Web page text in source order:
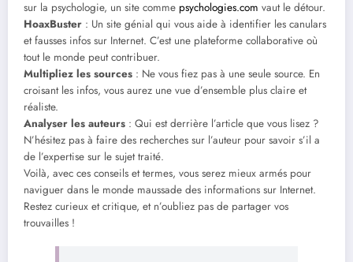
sur la psychologie, un site comme psychologies.com vaut le détour.
HoaxBuster : Un site génial qui vous aide à identifier les canulars
et fausses infos sur Internet. C’est une plateforme collaborative où
tout le monde peut contribuer.
Multipliez les sources : Ne vous fiez pas à une seule source. En
croisant les infos, vous aurez une vue d’ensemble plus claire et
réaliste.
Analyser les auteurs : Qui est derrière l’article que vous lisez ?
N’hésitez pas à faire des recherches sur l’auteur pour savoir s’il a
de l’expertise sur le sujet traité.
Voilà, avec ces conseils et termes, vous serez mieux armés pour
naviguer dans le monde maussade des informations sur Internet.
Restez curieux et critique, et n’oubliez pas de partager vos
trouvailles !